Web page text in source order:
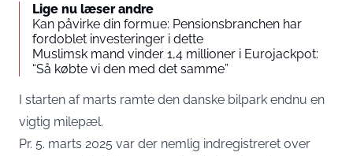
Lige nu læser andre
Kan påvirke din formue: Pensionsbranchen har
fordoblet investeringer i dette
Muslimsk mand vinder 1,4 millioner i Eurojackpot:
“Så købte vi den med det samme”
I starten af marts ramte den danske bilpark endnu en
vigtig milepæl.
Pr. 5. marts 2025 var der nemlig indregistreret over